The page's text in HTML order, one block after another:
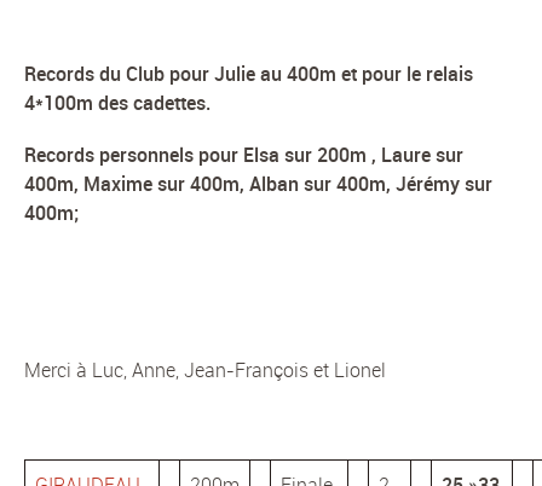
Records du Club pour Julie au 400m et pour le relais
4*100m des cadettes.
Records personnels pour Elsa sur 200m , Laure sur
400m, Maxime sur 400m, Alban sur 400m, Jérémy sur
400m;
Merci à Luc, Anne, Jean-François et Lionel